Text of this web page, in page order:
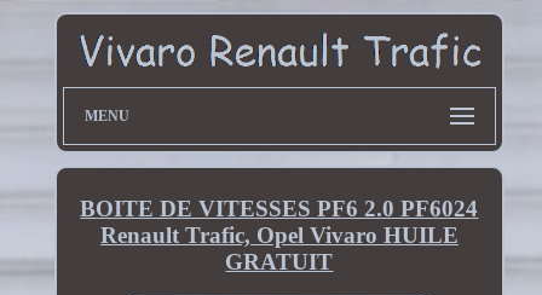
MENU
BOITE DE VITESSES PF6 2.0 PF6024
Renault Trafic, Opel Vivaro HUILE
GRATUIT